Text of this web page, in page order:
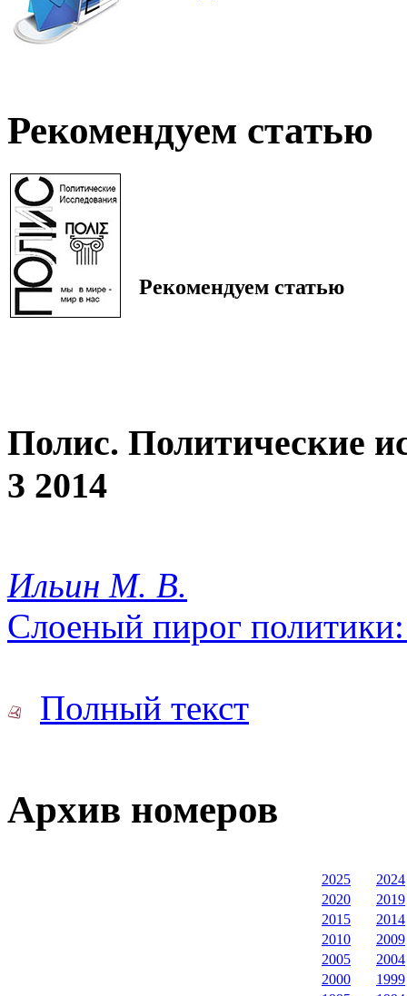
Рекомендуем статью
Рекомендуем статью
Полис. Политические
3 2014
Ильин М. В.
Слоеный пирог
Полный текст
Архив номеров
2025
2024
2020
2019
2015
2014
2010
2009
2005
2004
2000
1999